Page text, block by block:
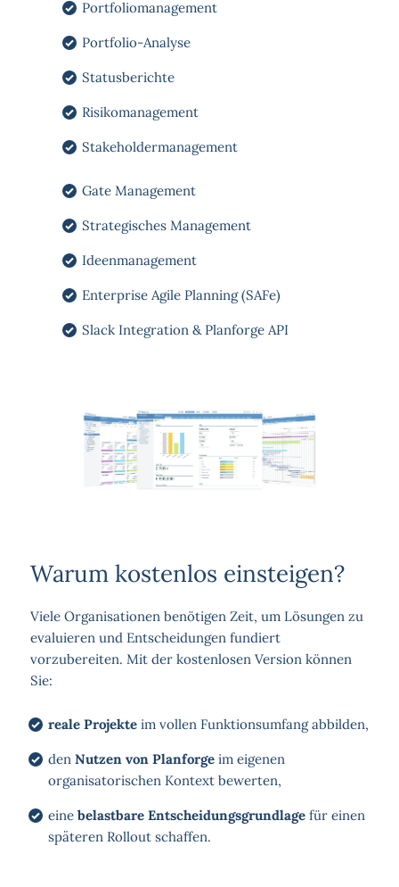
Portfoliomanagement
Portfolio-Analyse
Statusberichte
Risikomanagement
Stakeholdermanagement
Gate Management
Strategisches Management
Ideenmanagement
Enterprise Agile Planning (SAFe)
Slack Integration & Planforge API
Warum kostenlos einsteigen?
Viele Organisationen benötigen Zeit, um Lösungen zu
evaluieren und Entscheidungen fundiert
vorzubereiten. Mit der kostenlosen Version können
Sie:
reale Projekteim vollen Funktionsumfang abbilden,
den Nutzen von Planforgeim eigenen
organisatorischen Kontext bewerten,
eine belastbare Entscheidungsgrundlagefür einen
späteren Rollout schaffen.